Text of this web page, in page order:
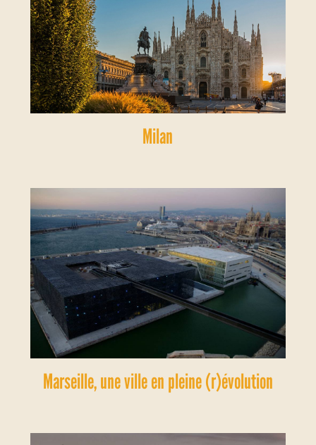
Milan
Marseille, une ville en pleine (r)évolution